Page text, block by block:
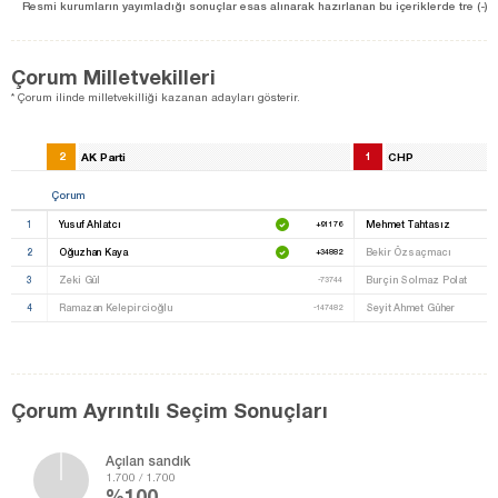
Resmi kurumların yayımladığı sonuçlar esas alınarak hazırlanan bu içeriklerde tre
Çorum Milletvekilleri
* Çorum ilinde milletvekilliği kazanan adayları gösterir.
2 AK Parti 1 CHP
Çorum
1 Yusuf Ahlatcı +91176 Mehmet Tahtasız
2 Oğuzhan Kaya +34882 Bekir Özsaçmacı
3 Zeki Gül -73744 Burçin Solmaz Polat
4 Ramazan Kelepircioğlu -147482 Seyit Ahmet Güher
Çorum Ayrıntılı Seçim Sonuçları
Açılan sandık
1.700 / 1.700